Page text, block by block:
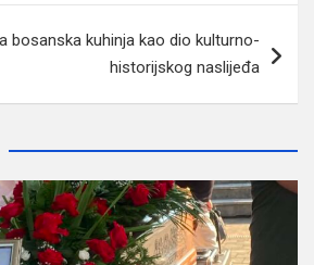
bosanska kuhinja kao dio kulturno-
historijskog naslijeđa